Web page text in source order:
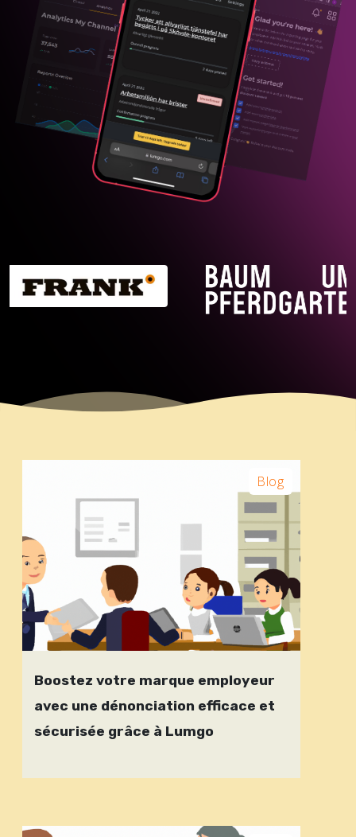
Blog
Boostez votre marque employeur
avec une dénonciation efficace et
sécurisée grâce à Lumgo